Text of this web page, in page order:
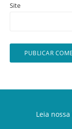
Site
Leia nossa